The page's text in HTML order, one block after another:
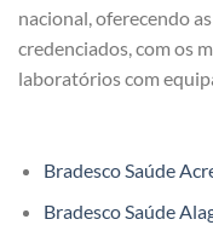
nacional, oferecendo
credenciados, com os
laboratórios com
Bradesco Saúde
Bradesco Saúde